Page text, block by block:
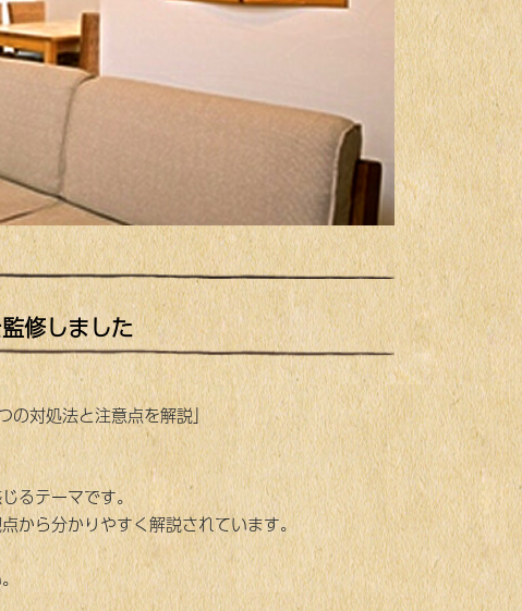
修しました
の対処法と注意点を解説」
るテーマです。
から分かりやすく解説されています。